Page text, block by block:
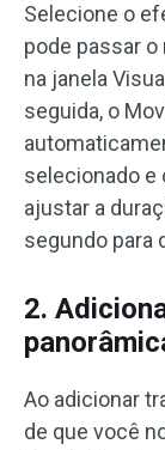
Selecione o
pode passar
na janela
seguida, o
selecionado e
ajustar a
segundo para
2.
Ao adicionar
de que você